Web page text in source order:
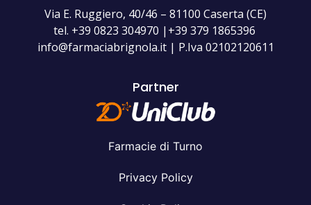
Via E. Ruggiero, 40/46 – 81100 Caserta (CE)
tel. +39 0823 304970 |+39 379 1865396
info@farmaciabrignola.it | P.Iva 02102120611
Partner
Farmacie di Turno
Privacy Policy